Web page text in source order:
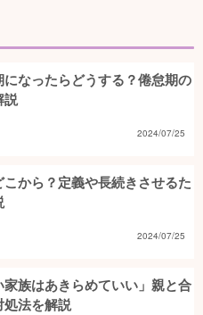
なったらどうする？倦怠期の
説
2024/07/25
から？定義や長続きさせるた
2024/07/25
家族はあきらめていい」親と合
法を解説